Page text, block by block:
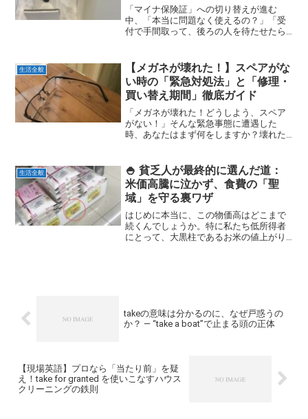
「マイナ保険証」への切り替えが進む
中、「本当に問題なく使えるの？」「受
付で手間取って、後ろの人を待たせたら
機械を前にすると、緊張しますよね。こ
の記事は、私が実際に歯科医...
生活全般
【メガネが壊れた！】スペアがな
い時の「緊急対処法」と「修理・
買い替え期間」徹底ガイド
「メガネが壊れた！どうしよう、スペア
がない！」そんな緊急事態に遭遇した
時、あなたはまず何をしますか？壊れた
と「費用」の不安に悩まされていません
か。本記事は、突然のメガネ...
生活全般
🍚 貧乏人が最終的に選んだ道：
米価高騰に泣かず、食費の「聖
域」を守る裏ワザ
はじめに本当に、この物価高はどこまで
続くんでしょうか。特に私たち低所得者
にとって、大黒柱であるお米の値上がり
takeの意味は分かるのに、なぜ戸惑うの
か？ ― “take a boat”で止まる頭の正体
【現場英語】プロなら「当たり前」を疑
え！take for granted を使いこなすハウス
クリーニングの鉄則